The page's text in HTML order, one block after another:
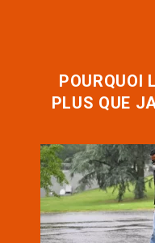
POURQUOI
PLUS QUE